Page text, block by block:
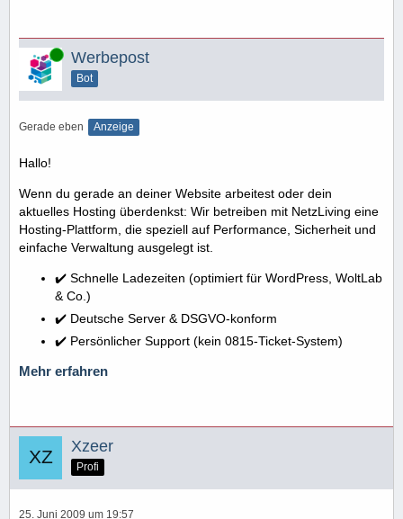
Online Werbepost
Bot
Gerade eben Anzeige
Hallo!
Wenn du gerade an deiner Website arbeitest oder dein
aktuelles Hosting überdenkst: Wir betreiben mit NetzLiving eine
Hosting-Plattform, die speziell auf Performance, Sicherheit und
einfache Verwaltung ausgelegt ist.
✔️ Schnelle Ladezeiten (optimiert für WordPress, WoltLab
& Co.)
✔️ Deutsche Server & DSGVO-konform
✔️ Persönlicher Support (kein 0815-Ticket-System)
Mehr erfahren
Xzeer
Profi
25. Juni 2009 um 19:57